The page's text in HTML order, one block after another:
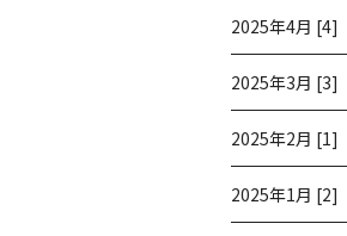
2025年4月 [4]
2025年3月 [3]
2025年2月 [1]
2025年1月 [2]